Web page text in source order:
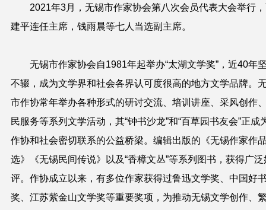
2021年3月，无锡市作家协会第八次会员代表大会举行
建平连任主席，钱雨晨等七人当选副主席。
无锡市作家协会自1981年起举办“太湖文学奖”，近40年
不辍，成为文学界和社会各界认可度很高的地方文学品牌。
市作协常年举办各种形式的研讨交流、培训讲座、采风创作
民服务等系列文学活动，其“钟书沙龙”和“百草园书友会”正成
作协和社会密切联系的公益桥梁。编辑出版的《无锡作家作
选》《无锡民间传说》以及“香樟文丛”等系列图书，获得广泛
评。作协成立以来，有多位作家获得过鲁迅文学奖、中国好
奖、江苏紫金山文学奖等重要奖项，为推动无锡文学创作、